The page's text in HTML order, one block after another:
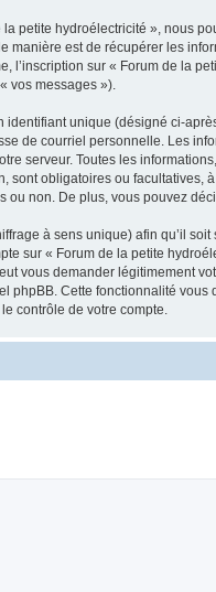
petite hydroélectricité », nous
manière est de récupérer les
l’inscription sur « Forum de la
vos messages »).
identifiant unique (désigné ci-
de courriel personnelle. Les
serveur. Toutes les
sont obligatoires ou facultatives,
ou non. De plus, vous pouvez
à sens unique) afin qu’il
sur « Forum de la petite
vous demander légitimement
phpBB. Cette fonctionnalité
contrôle de votre compte.